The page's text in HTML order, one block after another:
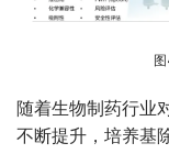
随着生物制药行业
不断提升，培养基